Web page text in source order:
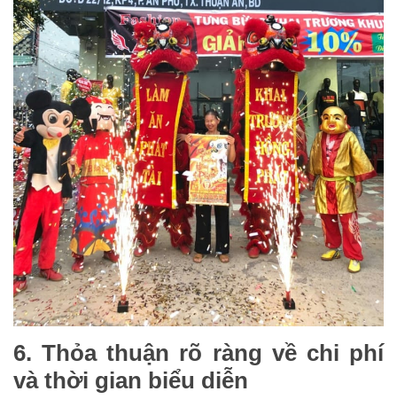
6. Thỏa thuận rõ ràng về chi phí
và thời gian biểu diễn